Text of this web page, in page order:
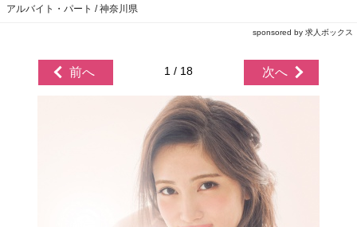
アルバイト・パート / 神奈川県
sponsored by 求人ボックス
前へ 1 / 18 次へ